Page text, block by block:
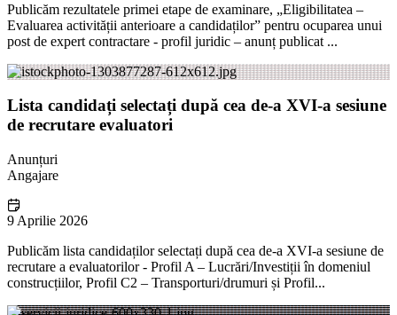
Publicăm rezultatele primei etape de examinare, „Eligibilitatea –
Evaluarea activității anterioare a candidaților” pentru ocuparea unui
post de expert contractare - profil juridic – anunț publicat ...
Lista candidați selectați după cea de-a XVI-a sesiune
de recrutare evaluatori
Anunțuri
Angajare
9 Aprilie 2026
Publicăm lista candidaților selectați după cea de-a XVI-a sesiune de
recrutare a evaluatorilor - Profil A – Lucrări/Investiții în domeniul
construcțiilor, Profil C2 – Transporturi/drumuri și Profil...